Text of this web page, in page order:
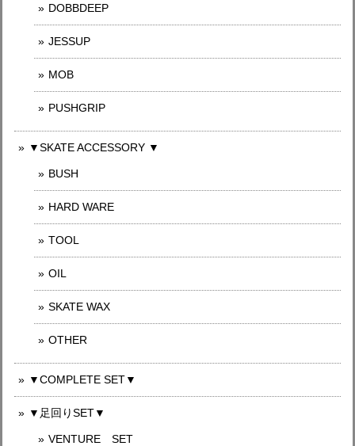
DOBBDEEP
JESSUP
MOB
PUSHGRIP
▼SKATE ACCESSORY ▼
BUSH
HARD WARE
TOOL
OIL
SKATE WAX
OTHER
▼COMPLETE SET▼
▼足回りSET▼
VENTURE SET